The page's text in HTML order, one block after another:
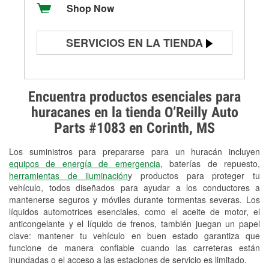
Encuentra productos esenciales para
huracanes en la tienda O’Reilly Auto
Parts #1083 en Corinth, MS
Los suministros para prepararse para un huracán incluyen
equipos de energía de emergencia, baterías de repuesto,
herramientas de iluminacióny productos para proteger tu
vehículo, todos diseñados para ayudar a los conductores a
mantenerse seguros y móviles durante tormentas severas. Los
líquidos automotrices esenciales, como el aceite de motor, el
anticongelante y el líquido de frenos, también juegan un papel
clave: mantener tu vehículo en buen estado garantiza que
funcione de manera confiable cuando las carreteras están
inundadas o el acceso a las estaciones de servicio es limitado.
Shop Now
SERVICIOS EN LA TIENDA
Prueba de alternadores y
arrancadores
Revisión de la luz "Check Engine"
Reciclaje de baterías y aceite
Instalación de bombillas de faros
Instalación de limpiaparabrisas
Programa de Préstamo de
Herramientas
Rectificación de tambores y discos de